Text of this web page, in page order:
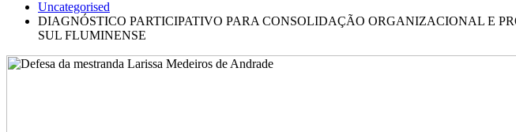
Uncategorised
DIAGNÓSTICO PARTICIPATIVO PARA CONSOLIDAÇÃO ORGANIZACIONAL E
SUL FLUMINENSE